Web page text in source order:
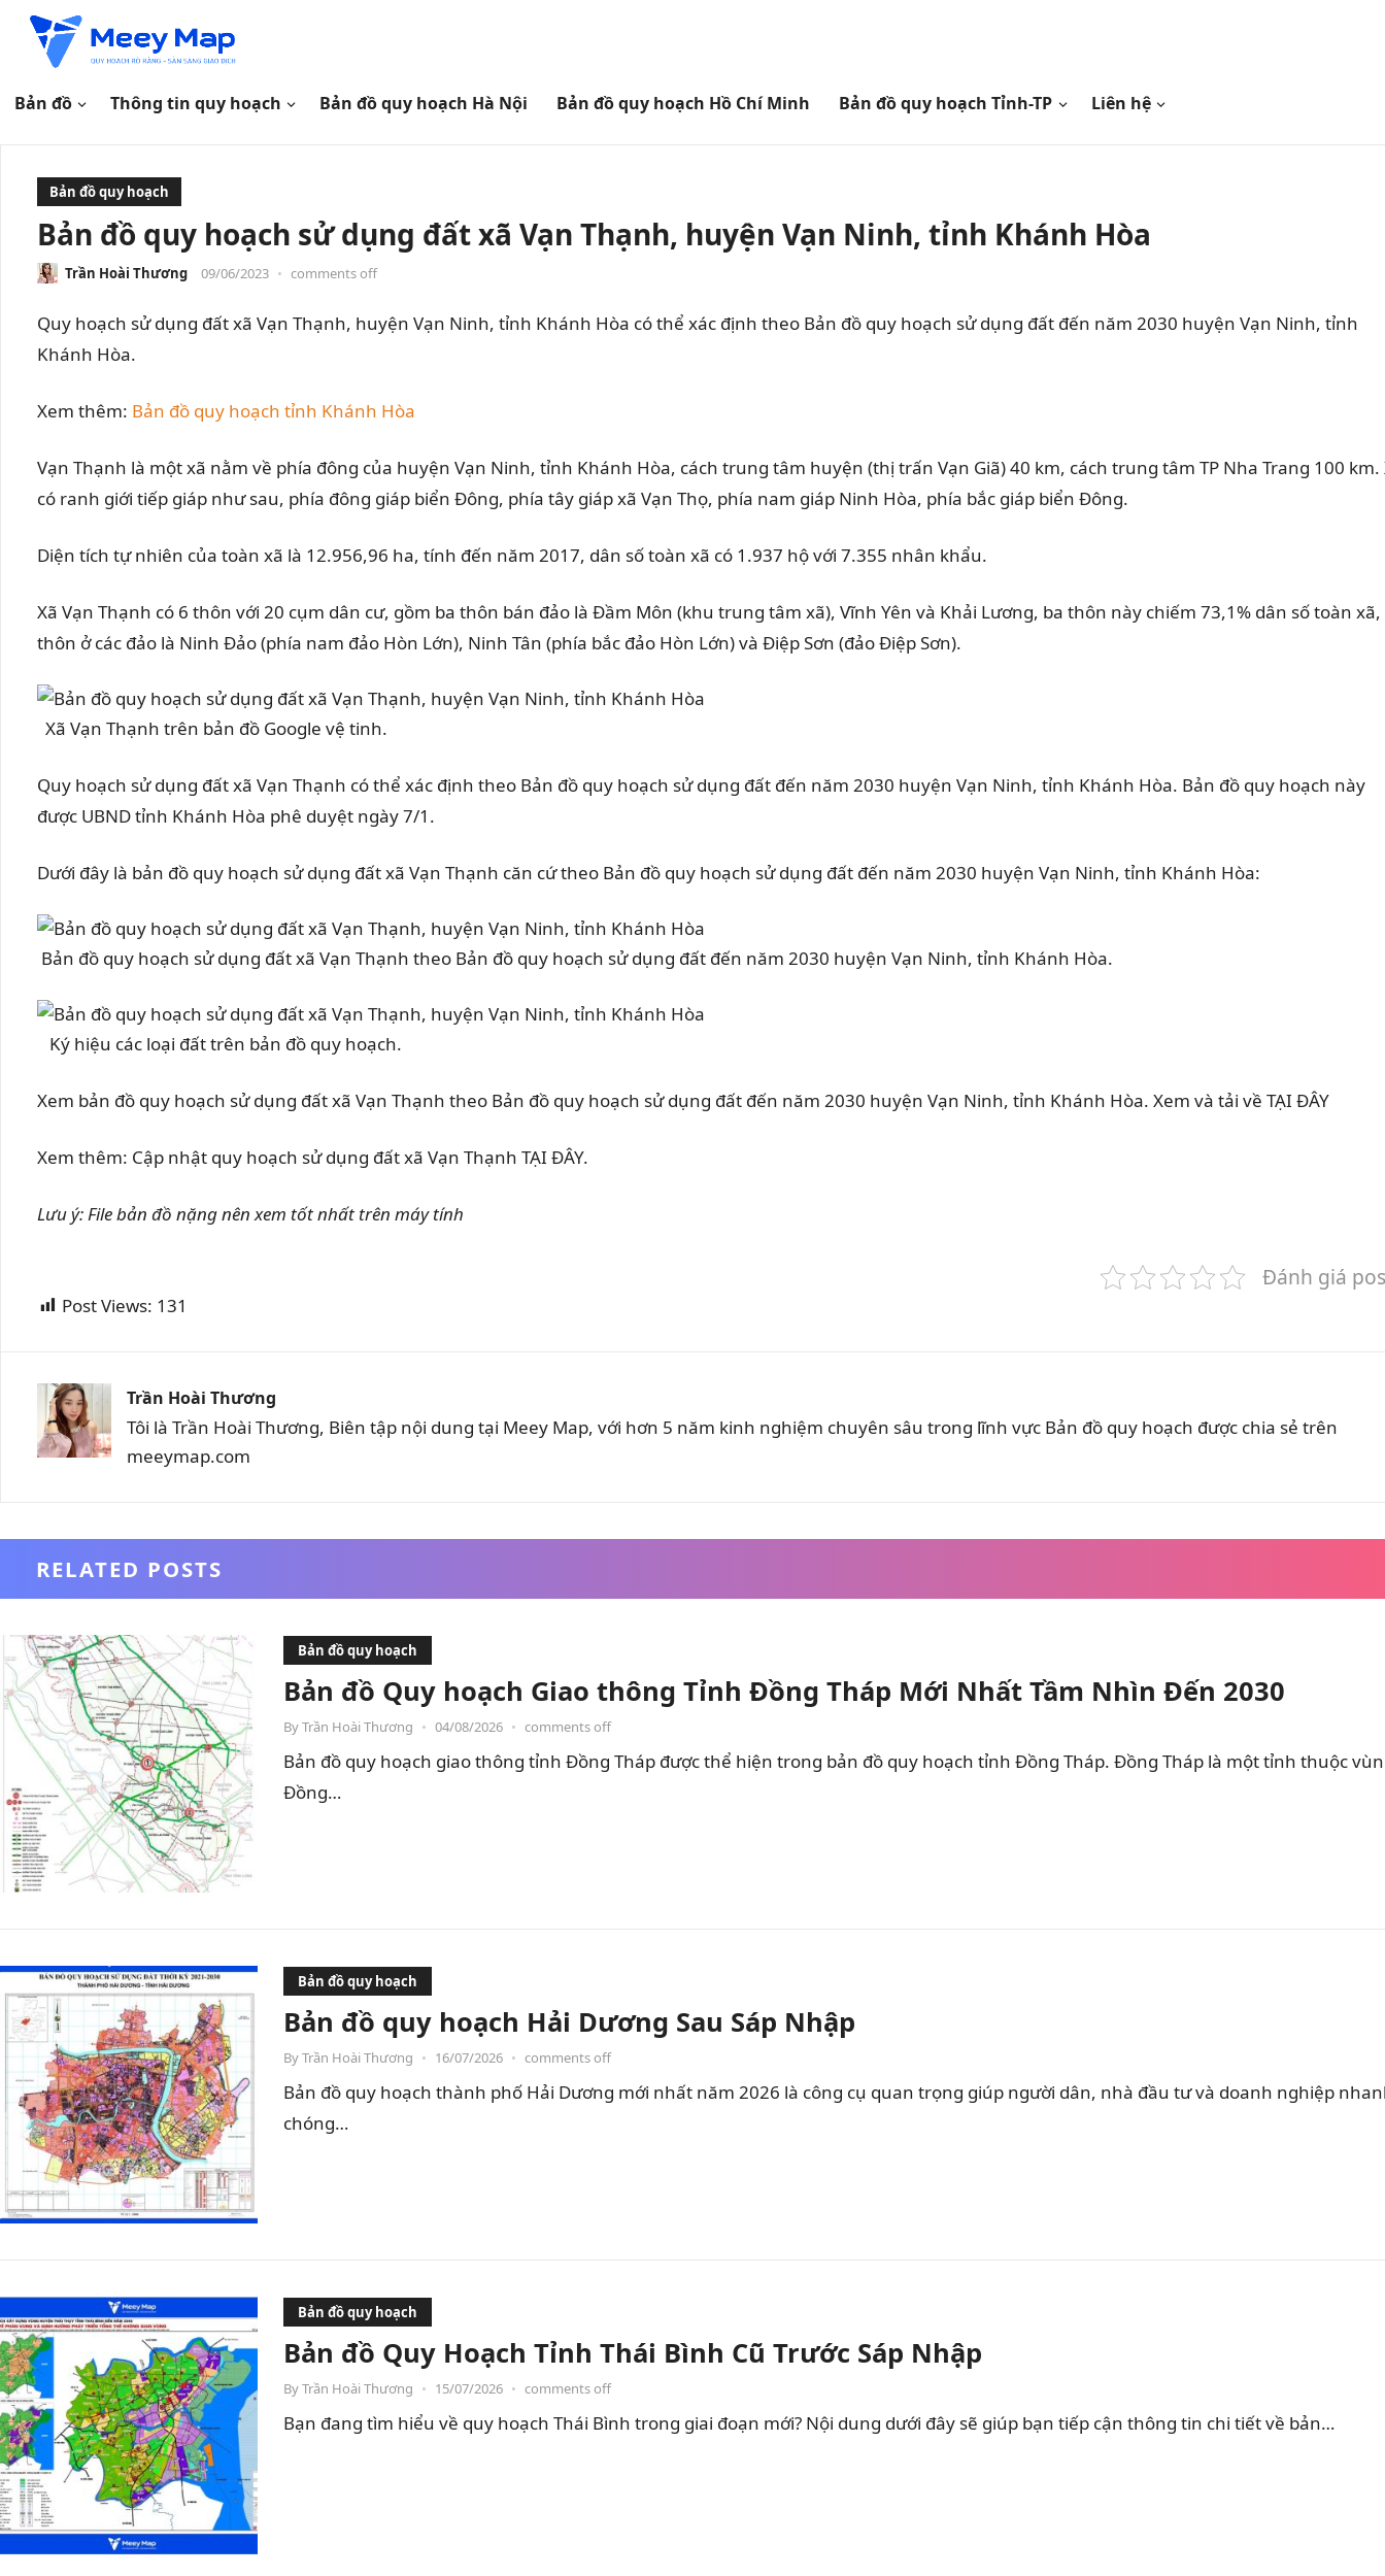
Bản đồ Thông tin quy hoạch Bản đồ quy hoạch Hà Nội Bản đồ quy hoạch Hồ Chí Minh Bản đồ quy hoạch Tỉnh-TP Liên hệ
Bản đồ quy hoạch
Bản đồ quy hoạch sử dụng đất xã Vạn Thạnh, huyện Vạn Ninh, tỉnh Khánh Hòa
Trần Hoài Thương 09/06/2023 • comments off
Quy hoạch sử dụng đất xã Vạn Thạnh, huyện Vạn Ninh, tỉnh Khánh Hòa có thể xác định theo Bản đồ quy hoạch sử dụng đất đến năm 2030 huyện Vạn Ninh, tỉnh
Khánh Hòa.
Xem thêm: Bản đồ quy hoạch tỉnh Khánh Hòa
Vạn Thạnh là một xã nằm về phía đông của huyện Vạn Ninh, tỉnh Khánh Hòa, cách trung tâm huyện (thị trấn Vạn Giã) 40 km, cách trung tâm TP Nha Trang 100 km.
có ranh giới tiếp giáp như sau, phía đông giáp biển Đông, phía tây giáp xã Vạn Thọ, phía nam giáp Ninh Hòa, phía bắc giáp biển Đông.
Diện tích tự nhiên của toàn xã là 12.956,96 ha, tính đến năm 2017, dân số toàn xã có 1.937 hộ với 7.355 nhân khẩu.
Xã Vạn Thạnh có 6 thôn với 20 cụm dân cư, gồm ba thôn bán đảo là Đầm Môn (khu trung tâm xã), Vĩnh Yên và Khải Lương, ba thôn này chiếm 73,1% dân số toàn xã,
thôn ở các đảo là Ninh Đảo (phía nam đảo Hòn Lớn), Ninh Tân (phía bắc đảo Hòn Lớn) và Điệp Sơn (đảo Điệp Sơn).
Xã Vạn Thạnh trên bản đồ Google vệ tinh.
Quy hoạch sử dụng đất xã Vạn Thạnh có thể xác định theo Bản đồ quy hoạch sử dụng đất đến năm 2030 huyện Vạn Ninh, tỉnh Khánh Hòa. Bản đồ quy hoạch này
được UBND tỉnh Khánh Hòa phê duyệt ngày 7/1.
Dưới đây là bản đồ quy hoạch sử dụng đất xã Vạn Thạnh căn cứ theo Bản đồ quy hoạch sử dụng đất đến năm 2030 huyện Vạn Ninh, tỉnh Khánh Hòa:
Bản đồ quy hoạch sử dụng đất xã Vạn Thạnh theo Bản đồ quy hoạch sử dụng đất đến năm 2030 huyện Vạn Ninh, tỉnh Khánh Hòa.
Ký hiệu các loại đất trên bản đồ quy hoạch.
Xem bản đồ quy hoạch sử dụng đất xã Vạn Thạnh theo Bản đồ quy hoạch sử dụng đất đến năm 2030 huyện Vạn Ninh, tỉnh Khánh Hòa. Xem và tải về TẠI ĐÂY
Xem thêm: Cập nhật quy hoạch sử dụng đất xã Vạn Thạnh TẠI ĐÂY.
Lưu ý: File bản đồ nặng nên xem tốt nhất trên máy tính
Đánh giá
Post Views: 131
Trần Hoài Thương
Tôi là Trần Hoài Thương, Biên tập nội dung tại Meey Map, với hơn 5 năm kinh nghiệm chuyên sâu trong lĩnh vực Bản đồ quy hoạch được chia sẻ trên
meeymap.com
RELATED POSTS
Bản đồ quy hoạch
Bản đồ Quy hoạch Giao thông Tỉnh Đồng Tháp Mới Nhất Tầm Nhìn Đến 2030
ByTrần Hoài Thương • 04/08/2026 • comments off
Bản đồ quy hoạch giao thông tỉnh Đồng Tháp được thể hiện trong bản đồ quy hoạch tỉnh Đồng Tháp. Đồng Tháp là một tỉnh thuộc
Đồng…
Bản đồ quy hoạch
Bản đồ quy hoạch Hải Dương Sau Sáp Nhập
ByTrần Hoài Thương • 16/07/2026 • comments off
Bản đồ quy hoạch thành phố Hải Dương mới nhất năm 2026 là công cụ quan trọng giúp người dân, nhà đầu tư và doanh nghiệp
chóng…
Bản đồ quy hoạch
Bản đồ Quy Hoạch Tỉnh Thái Bình Cũ Trước Sáp Nhập
ByTrần Hoài Thương • 15/07/2026 • comments off
Bạn đang tìm hiểu về quy hoạch Thái Bình trong giai đoạn mới? Nội dung dưới đây sẽ giúp bạn tiếp cận thông tin chi tiết về bản…